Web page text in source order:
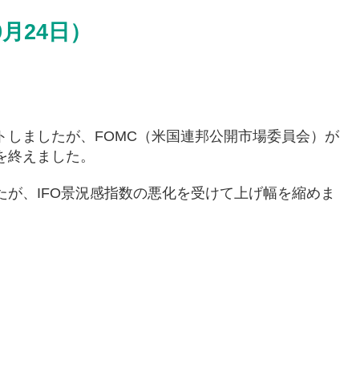
24日）
ましたが、FOMC（米国連邦公開市場委員会）が
えました。
、IFO景況感指数の悪化を受けて上げ幅を縮めま